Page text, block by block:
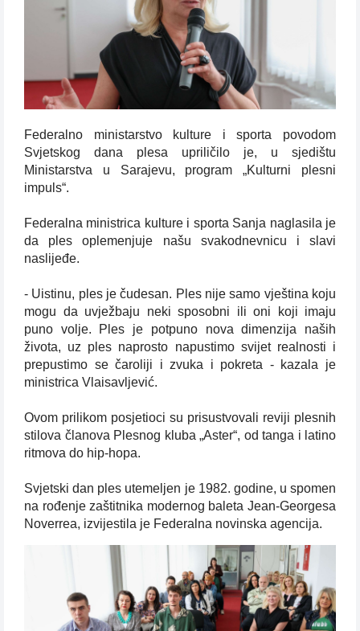
Federalno ministarstvo kulture i sporta povodom
Svjetskog dana plesa upriličilo je, u sjedištu
Ministarstva u Sarajevu, program „Kulturni plesni
impuls“.
Federalna ministrica kulture i sporta Sanja naglasila je
da ples oplemenjuje našu svakodnevnicu i slavi
naslijeđe.
- Uistinu, ples je čudesan. Ples nije samo vještina koju
mogu da uvježbaju neki sposobni ili oni koji imaju
puno volje. Ples je potpuno nova dimenzija naših
života, uz ples naprosto napustimo svijet realnosti i
prepustimo se čaroliji i zvuka i pokreta - kazala je
ministrica Vlaisavljević.
Ovom prilikom posjetioci su prisustvovali reviji plesnih
stilova članova Plesnog kluba „Aster“, od tanga i latino
ritmova do hip-hopa.
Svjetski dan ples utemeljen je 1982. godine, u spomen
na rođenje zaštitnika modernog baleta Jean-Georgesa
Noverrea, izvijestila je Federalna novinska agencija.